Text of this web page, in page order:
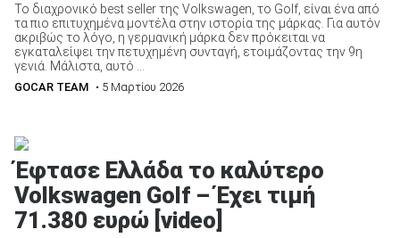
Το διαχρονικό best seller της Volkswagen, το Golf, είναι ένα από
τα πιο επιτυχημένα μοντέλα στην ιστορία της μάρκας. Για αυτόν
ακριβώς το λόγο, η γερμανική μάρκα δεν πρόκειται να
εγκαταλείψει την πετυχημένη συνταγή, ετοιμάζοντας την 9η
γενιά. Μάλιστα, αυτό ...
GOCAR TEAM • 5 Μαρτίου 2026
Έφτασε Ελλάδα το καλύτερο
Volkswagen Golf – Έχει τιμή
71.380 ευρώ [video]